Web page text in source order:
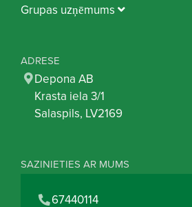
Grupas uzņēmums
ADRESE
Depona AB
Krasta iela 3/1
Salaspils, LV2169
SAZINIETIES AR MUMS
67440114